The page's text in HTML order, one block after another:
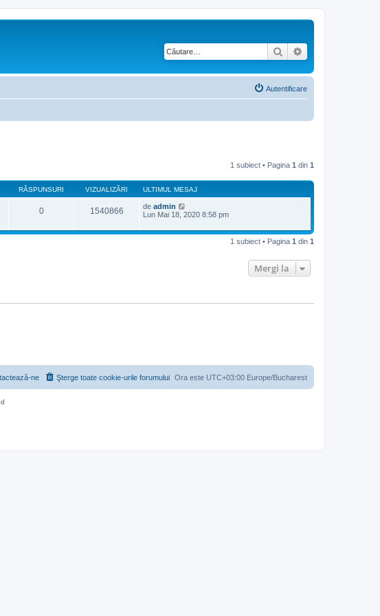
Căutare
Autentificare
1 subiect • Pagina 1 din 1
RĂSPUNSURI VIZUALIZĂRI ULTIMUL MESAJ
0 1540866 de admin
Lun Mai 18, 2020 8:58 pm
1 subiect • Pagina 1 din 1
Mergi la
Ora este UTC+03:00 Europe/Bucharest
Şterge toate cookie-urile forumului
ne